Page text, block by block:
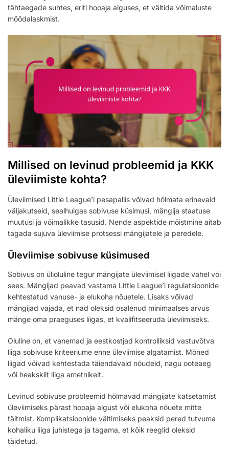
tähtaegade suhtes, eriti hooaja alguses, et vältida võimaluste
möödalaskmist.
Millised on levinud probleemid ja KKK
üleviimiste kohta?
Üleviimised Little League’i pesapallis võivad hõlmata erinevaid
väljakutseid, sealhulgas sobivuse küsimusi, mängija staatuse
muutusi ja võimalikke tasusid. Nende aspektide mõistmine aitab
tagada sujuva üleviimise protsessi mängijatele ja peredele.
Üleviimise sobivuse küsimused
Sobivus on ülioluline tegur mängijate üleviimisel liigade vahel või
sees. Mängijad peavad vastama Little League’i regulatsioonide
kehtestatud vanuse- ja elukoha nõuetele. Lisaks võivad
mängijad vajada, et nad oleksid osalenud minimaalses arvus
mänge oma praeguses liigas, et kvalifitseeruda üleviimiseks.
Oluline on, et vanemad ja eestkostjad kontrolliksid vastuvõtva
liiga sobivuse kriteeriume enne üleviimise algatamist. Mõned
liigad võivad kehtestada täiendavaid nõudeid, nagu ooteaeg
või heakskiit liiga ametnikelt.
Levinud sobivuse probleemid hõlmavad mängijate katsetamist
üleviimiseks pärast hooaja algust või elukoha nõuete mitte
täitmist. Komplikatsioonide vältimiseks peaksid pered tutvuma
kohaliku liiga juhistega ja tagama, et kõik reeglid oleksid
täidetud.